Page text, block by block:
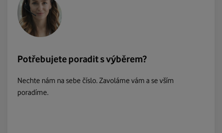
Potřebujete poradit s výběrem?
Nechte nám na sebe číslo. Zavoláme vám a se vším
poradíme.